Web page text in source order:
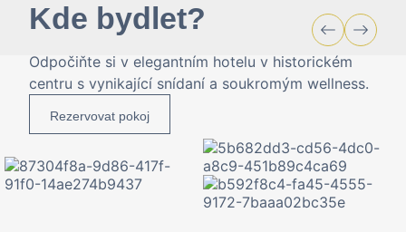
Kde bydlet?
Odpočiňte si v elegantním hotelu v historickém
centru s vynikající snídaní a soukromým wellness.
Rezervovat pokoj